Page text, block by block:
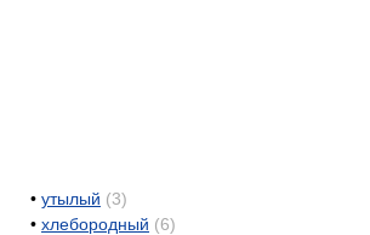
• утылый (3)
• хлебородный (6)